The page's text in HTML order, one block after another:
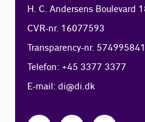
H. C. Andersens Boulevard
CVR-nr. 16077593
Transparency-nr.
Telefon: +45 3377 3377
E-mail:di@di.dk